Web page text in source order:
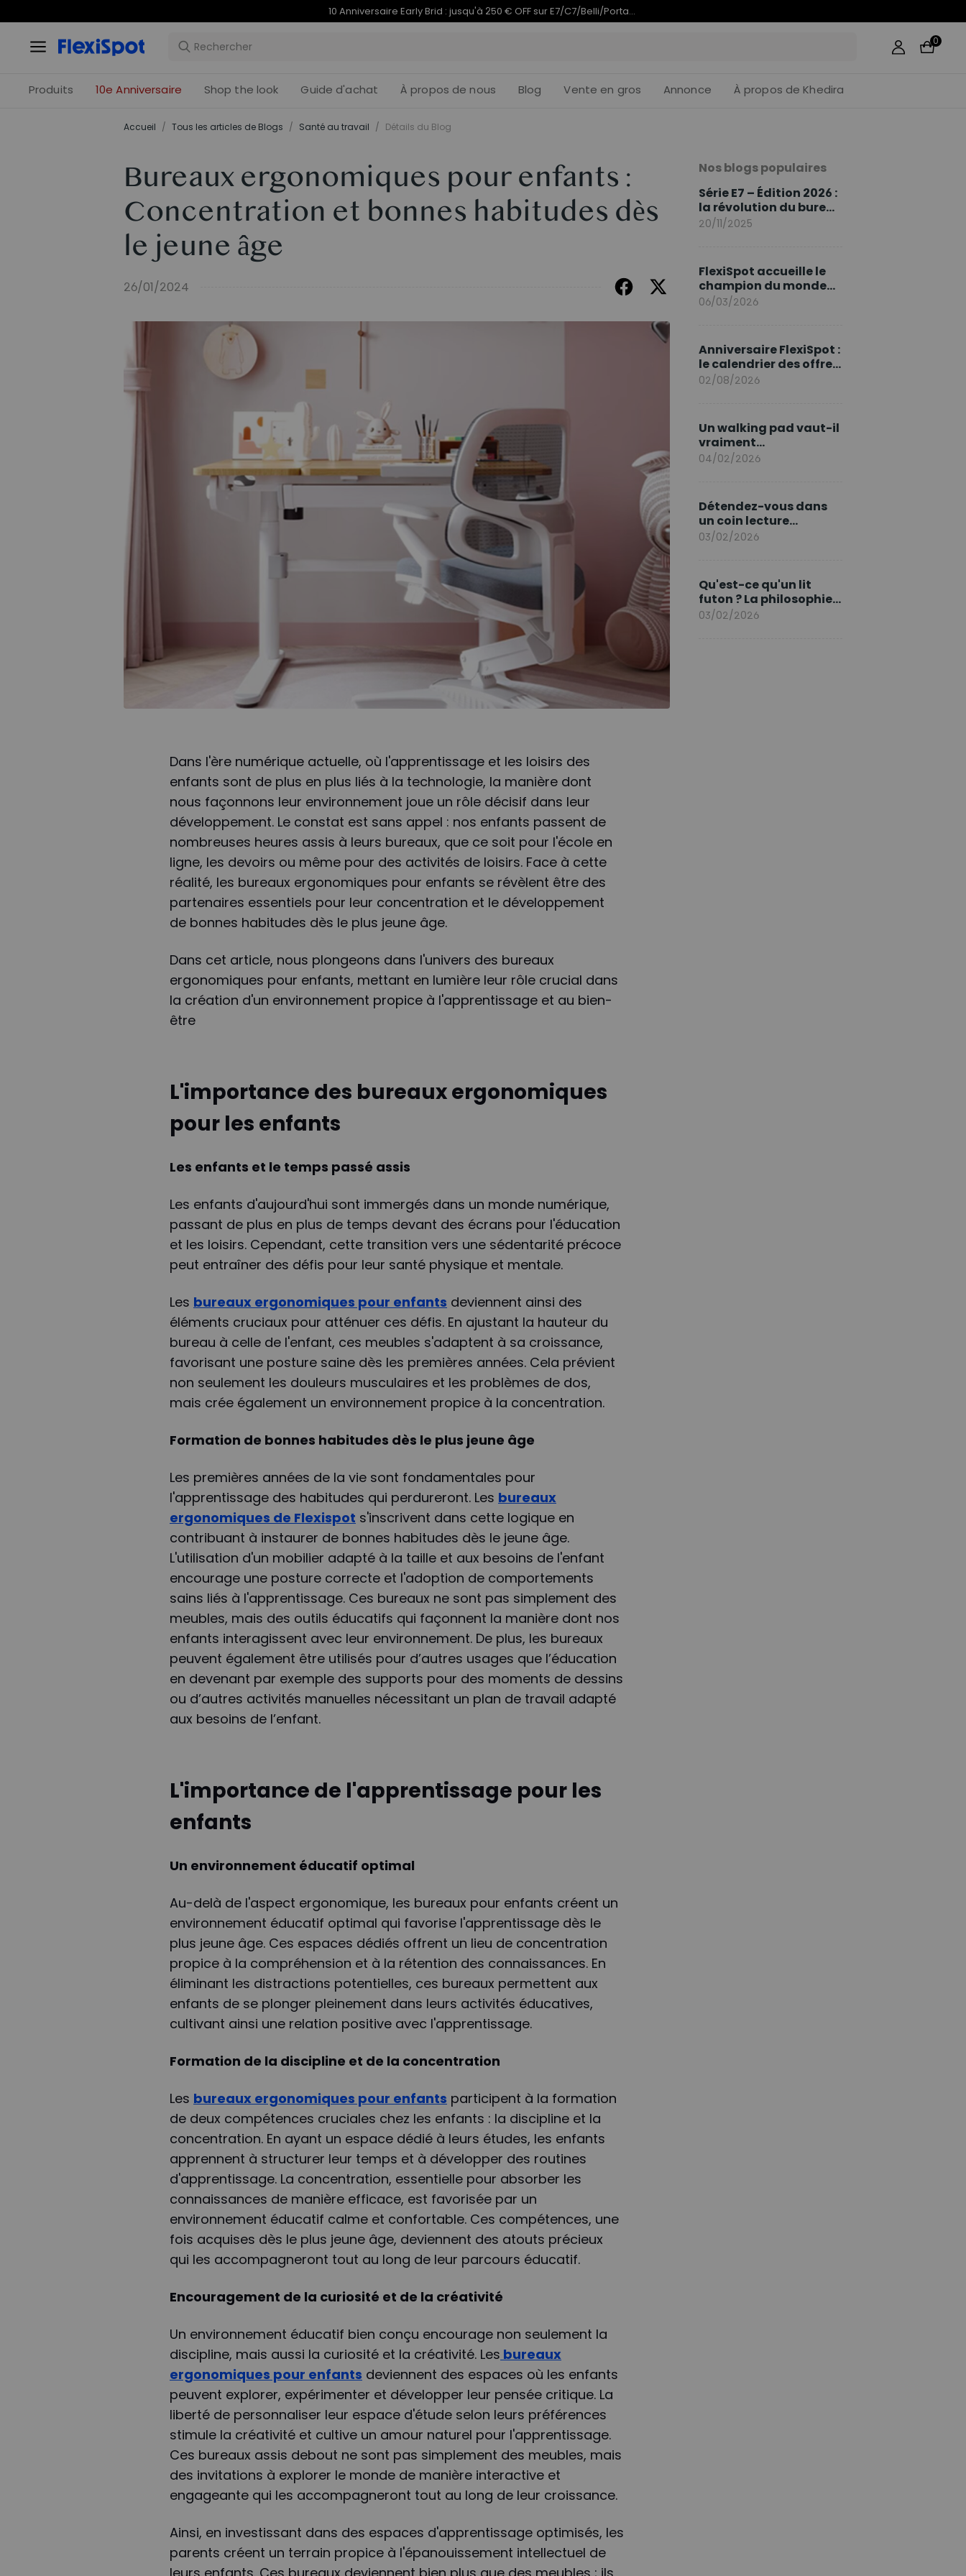
Offres du 10e anniversaire | C7 Morpher dès 579,99 € Termine en 11j 12
0
Produits 10e Anniversaire Shop the look Guide d'achat À propos de nous Blog Vente en gros Annonce À propos de Khedira
Accueil / Tous les articles de Blogs / Santé au travail / Détails du Blog
Bureaux ergonomiques pour enfants :
Concentration et bonnes habitudes dès
le jeune âge
26/01/2024
Dans l'ère numérique actuelle, où l'apprentissage et les loisirs des
enfants sont de plus en plus liés à la technologie, la manière dont
nous façonnons leur environnement joue un rôle décisif dans leur
développement. Le constat est sans appel : nos enfants passent de
nombreuses heures assis à leurs bureaux, que ce soit pour l'école en
ligne, les devoirs ou même pour des activités de loisirs. Face à cette
réalité, les bureaux ergonomiques pour enfants se révèlent être des
partenaires essentiels pour leur concentration et le développement
de bonnes habitudes dès le plus jeune âge.
Dans cet article, nous plongeons dans l'univers des bureaux
ergonomiques pour enfants, mettant en lumière leur rôle crucial dans
la création d'un environnement propice à l'apprentissage et au bien-
être
L'importance des bureaux ergonomiques
pour les enfants
Les enfants et le temps passé assis
Les enfants d'aujourd'hui sont immergés dans un monde numérique,
passant de plus en plus de temps devant des écrans pour l'éducation
et les loisirs. Cependant, cette transition vers une sédentarité précoce
peut entraîner des défis pour leur santé physique et mentale.
Les bureaux ergonomiques pour enfants deviennent ainsi des
éléments cruciaux pour atténuer ces défis. En ajustant la hauteur du
bureau à celle de l'enfant, ces meubles s'adaptent à sa croissance,
favorisant une posture saine dès les premières années. Cela prévient
non seulement les douleurs musculaires et les problèmes de dos,
mais crée également un environnement propice à la concentration.
Formation de bonnes habitudes dès le plus jeune âge
Les premières années de la vie sont fondamentales pour
l'apprentissage des habitudes qui perdureront. Les bureaux
ergonomiques de Flexispot s'inscrivent dans cette logique en
contribuant à instaurer de bonnes habitudes dès le jeune âge.
L'utilisation d'un mobilier adapté à la taille et aux besoins de l'enfant
encourage une posture correcte et l'adoption de comportements
sains liés à l'apprentissage. Ces bureaux ne sont pas simplement des
meubles, mais des outils éducatifs qui façonnent la manière dont nos
enfants interagissent avec leur environnement. De plus, les bureaux
peuvent également être utilisés pour d’autres usages que l’éducation
en devenant par exemple des supports pour des moments de dessins
ou d’autres activités manuelles nécessitant un plan de travail adapté
aux besoins de l’enfant.
L'importance de l'apprentissage pour les
enfants
Un environnement éducatif optimal
Au-delà de l'aspect ergonomique, les bureaux pour enfants créent un
environnement éducatif optimal qui favorise l'apprentissage dès le
plus jeune âge. Ces espaces dédiés offrent un lieu de concentration
propice à la compréhension et à la rétention des connaissances. En
éliminant les distractions potentielles, ces bureaux permettent aux
enfants de se plonger pleinement dans leurs activités éducatives,
cultivant ainsi une relation positive avec l'apprentissage.
Formation de la discipline et de la concentration
Les bureaux ergonomiques pour enfants participent à la formation
de deux compétences cruciales chez les enfants : la discipline et la
concentration. En ayant un espace dédié à leurs études, les enfants
apprennent à structurer leur temps et à développer des routines
d'apprentissage. La concentration, essentielle pour absorber les
connaissances de manière efficace, est favorisée par un
environnement éducatif calme et confortable. Ces compétences, une
fois acquises dès le plus jeune âge, deviennent des atouts précieux
qui les accompagneront tout au long de leur parcours éducatif.
Encouragement de la curiosité et de la créativité
Un environnement éducatif bien conçu encourage non seulement la
discipline, mais aussi la curiosité et la créativité. Les bureaux
ergonomiques pour enfants deviennent des espaces où les enfants
peuvent explorer, expérimenter et développer leur pensée critique. La
liberté de personnaliser leur espace d'étude selon leurs préférences
stimule la créativité et cultive un amour naturel pour l'apprentissage.
Ces bureaux assis debout ne sont pas simplement des meubles, mais
des invitations à explorer le monde de manière interactive et
engageante qui les accompagneront tout au long de leur croissance.
Ainsi, en investissant dans des espaces d'apprentissage optimisés, les
parents créent un terrain propice à l'épanouissement intellectuel de
Nos blogs populaires
Série E7 – Édition 2026 :
la révolution du bureau
assis debout continue
20/11/2025
FlexiSpot accueille le
champion du monde
Sami Khedira comme
06/03/2026
Anniversaire FlexiSpot :
le calendrier des offres
d’août
02/08/2026
Un walking pad vaut-il
vraiment
l'investissement ?
04/02/2026
Détendez-vous dans
un coin lecture
printanier
03/02/2026
Qu'est-ce qu'un lit
futon ? La philosophie
du sommeil japonais
03/02/2026